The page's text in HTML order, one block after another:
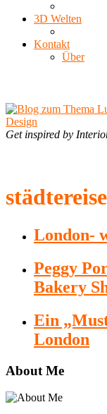
3D Welten
Kontakt
Über
Get inspired by
städtereise
London-
Peggy
Bakery
Ein
London
About Me